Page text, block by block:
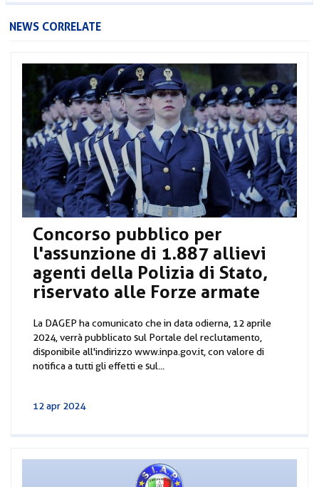
NEWS CORRELATE
Concorso pubblico per
l'assunzione di 1.887 allievi
agenti della Polizia di Stato,
riservato alle Forze armate
La DAGEP ha comunicato che in data odierna, 12 aprile
2024, verrà pubblicato sul Portale del reclutamento,
disponibile all'indirizzo www.inpa.gov.it, con valore di
notifica a tutti gli effetti e sul...
12 apr 2024